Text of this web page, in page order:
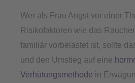
Wer als Frau Angst vor einer
Risikofaktoren wie das
familiär vorbelastet ist, sollte
und den Umstieg auf eine
Verhütungsmethode in